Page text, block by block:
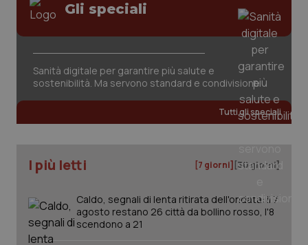
Gli speciali
Sanità digitale per garantire più salute e
sostenibilità. Ma servono standard e condivisione
Tutti gli speciali
I più letti [7 giorni] [30 giorni]
Caldo, segnali di lenta ritirata dell'ondata: il 7
agosto restano 26 città da bollino rosso, l'8
scendono a 21
_ga
Google LLC
.quotidianosanita.it